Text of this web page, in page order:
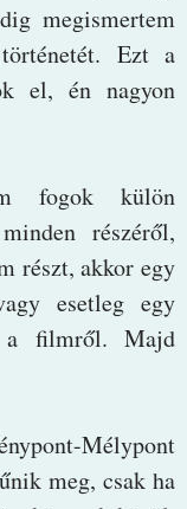
megismertem
Ezt a
el, én nagyon
fogok külön
részéről,
részt, akkor egy
esetleg egy
a filmről. Majd
Mélypont
meg, csak ha